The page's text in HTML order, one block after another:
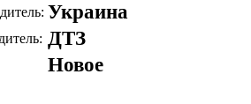
Украина
ДТЗ
Новое